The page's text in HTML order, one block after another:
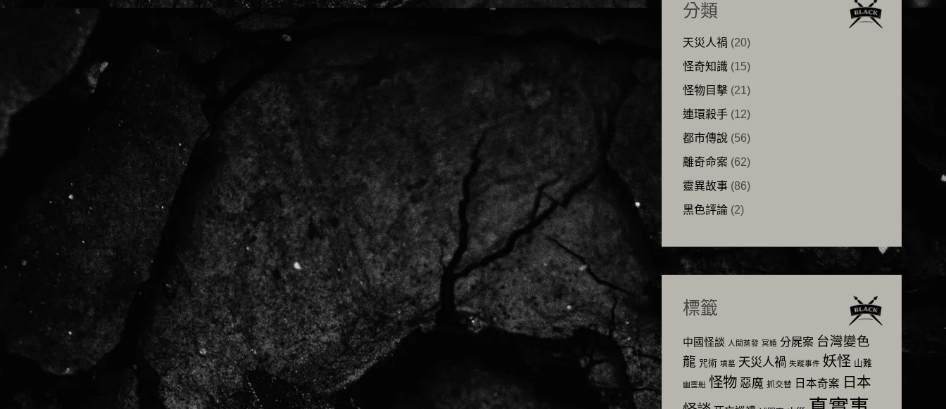
分類
天災人禍 (20)
怪奇知識(15)
怪物目擊(21)
連環殺手(12)
都市傳說(56)
離奇命案(62)
靈異故事(86)
黑色評論(2)
標籤
中國怪談 人間蒸發 冥婚 分屍案 台灣變色
龍 咒術 墳墓 天災人禍 失蹤事件 妖怪 山難
幽靈船 怪物 惡魔 抓交替 日本奇案 日本